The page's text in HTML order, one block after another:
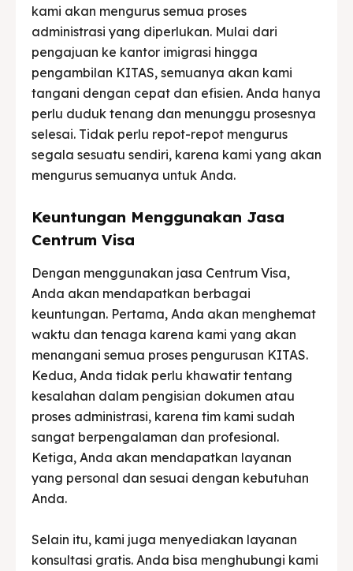
kami akan mengurus semua proses
administrasi yang diperlukan. Mulai dari
pengajuan ke kantor imigrasi hingga
pengambilan KITAS, semuanya akan kami
tangani dengan cepat dan efisien. Anda hanya
perlu duduk tenang dan menunggu prosesnya
selesai. Tidak perlu repot-repot mengurus
segala sesuatu sendiri, karena kami yang akan
mengurus semuanya untuk Anda.
Keuntungan Menggunakan Jasa
Centrum Visa
Dengan menggunakan jasa Centrum Visa,
Anda akan mendapatkan berbagai
keuntungan. Pertama, Anda akan menghemat
waktu dan tenaga karena kami yang akan
menangani semua proses pengurusan KITAS.
Kedua, Anda tidak perlu khawatir tentang
kesalahan dalam pengisian dokumen atau
proses administrasi, karena tim kami sudah
sangat berpengalaman dan profesional.
Ketiga, Anda akan mendapatkan layanan
yang personal dan sesuai dengan kebutuhan
Anda.
Selain itu, kami juga menyediakan layanan
konsultasi gratis. Anda bisa menghubungi kami